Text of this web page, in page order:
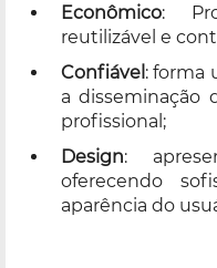
Econômico:
reutilizável e
Confiável : forma
a disseminação
profissional;
Design:
oferecendo
aparência do